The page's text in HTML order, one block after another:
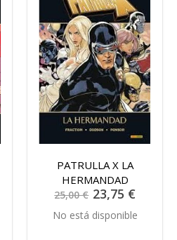
PATRULLA X LA
HERMANDAD
25,00 € Precio
especial
23,75 €
No está disponible